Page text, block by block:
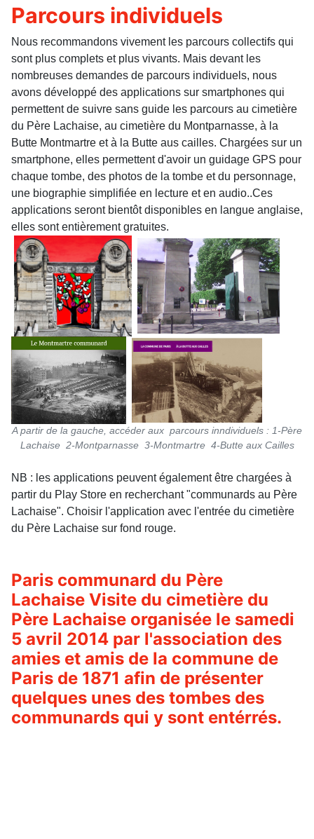
Parcours individuels
Nous recommandons vivement les parcours collectifs qui
sont plus complets et plus vivants. Mais devant les
nombreuses demandes de parcours individuels, nous
avons développé des applications sur smartphones qui
permettent de suivre sans guide les parcours au cimetière
du Père Lachaise, au cimetière du Montparnasse, à la
Butte Montmartre et à la Butte aus cailles. Chargées sur un
smartphone, elles permettent d'avoir un guidage GPS pour
chaque tombe, des photos de la tombe et du personnage,
une biographie simplifiée en lecture et en audio..Ces
applications seront bientôt disponibles en langue anglaise,
elles sont entièrement gratuites.
A partir de la gauche, accéder aux parcours inndividuels : 1-Père
Lachaise 2-Montparnasse 3-Montmartre 4-Butte aux Cailles
NB : les applications peuvent également être chargées à
partir du Play Store en recherchant "communards au Père
Lachaise". Choisir l'application avec l'entrée du cimetière
du Père Lachaise sur fond rouge.
Paris communard du Père
Lachaise Visite du cimetière du
Père Lachaise organisée le samedi
5 avril 2014 par l'association des
amies et amis de la commune de
Paris de 1871 afin de présenter
quelques unes des tombes des
communards qui y sont entérrés.